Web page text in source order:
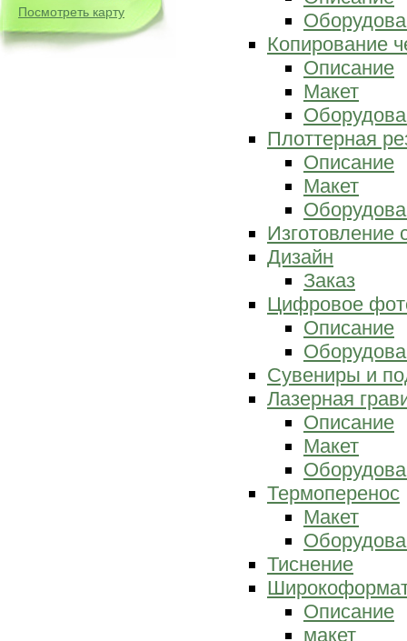
Посмотреть карту
Копирование
Описание
Макет
Плоттерная
Описание
Макет
Изготовление
Дизайн
Заказ
Цифровое
Описание
Сувениры и
Лазерная
Описание
Макет
Термоперенос
Макет
Тиснение
Описание
макет